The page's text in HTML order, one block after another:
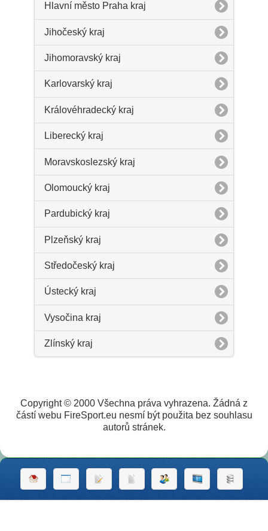
Hlavní město Praha kraj
Jihočeský kraj
Jihomoravský kraj
Karlovarský kraj
Královéhradecký kraj
Liberecký kraj
Moravskoslezský kraj
Olomoucký kraj
Pardubický kraj
Plzeňský kraj
Středočeský kraj
Ústecký kraj
Vysočina kraj
Zlínský kraj
Copyright © 2000 Všechna práva vyhrazena. Žádná z
částí webu FireSport.eu nesmí být použita bez souhlasu
autorů stránek.